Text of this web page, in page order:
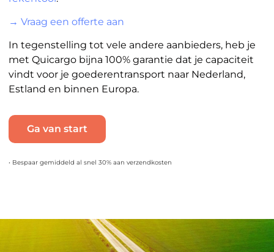
→ Vraag een offerte aan
In tegenstelling tot vele andere aanbieders, heb je
met Quicargo bijna 100% garantie dat je capaciteit
vindt voor je goederentransport naar Nederland,
Estland en binnen Europa.
Ga van start
• Bespaar gemiddeld al snel 30% aan verzendkosten